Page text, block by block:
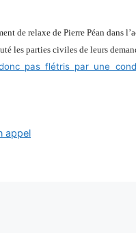
de relaxe de Pierre Péan dans
les parties civiles de leurs
pas flétris par une
appel